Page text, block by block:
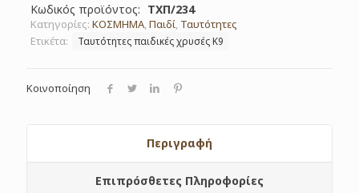
Κωδικός προϊόντος: ΤΧΠ/234
Κατηγορίες: ΚΟΣΜΗΜΑ,Παιδί, Ταυτότητες
Ετικέτα:
Ταυτότητες παιδικές χρυσές Κ9
Κοινοποίηση
Περιγραφή
Επιπρόσθετες Πληροφορίες